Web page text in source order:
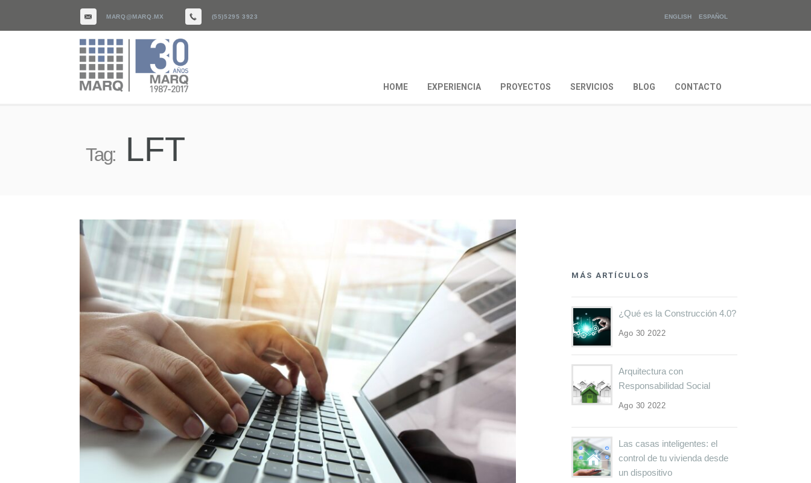
MARQ@MARQ.MX (55)5295 3923 ENGLISH ESPAÑOL
HOME EXPERIENCIA PROYECTOS SERVICIOS BLOG CONTACTO
Tag: LFT
MÁS ARTÍCULOS
¿Qué es la Construcción 4.0?
Ago 30 2022
Arquitectura con
Responsabilidad Social
Ago 30 2022
Las casas inteligentes: el
control de tu vivienda desde
un dispositivo